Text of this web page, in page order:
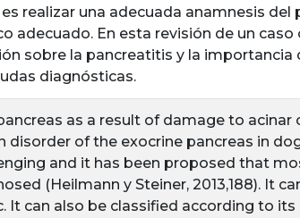
realizar una adecuada anamnesis del
adecuado. En esta revisión de un caso
sobre la pancreatitis y la importancia
diagnósticas.
as a result of damage to acinar
disorder of the exocrine pancreas in
and it has been proposed that
(Heilmann y Steiner, 2013,188). It
It can also be classified according to